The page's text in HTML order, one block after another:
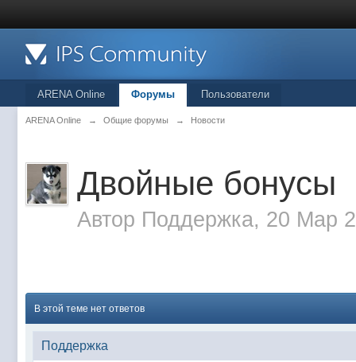
ARENA Online Форумы Пользователи
ARENA Online → Общие форумы → Новости
Двойные бонусы
Автор Поддержка, 20 Мар
В этой теме нет ответов
Поддержка